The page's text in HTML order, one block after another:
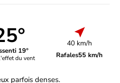
19°
du vent
40 km/h
Rafales55 km/h
parfois denses.